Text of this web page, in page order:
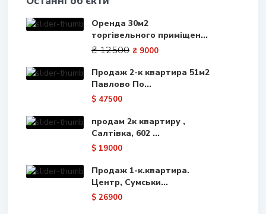
Оренда 30м2
торгівельного приміщен...
₴ 12500 ₴ 9000
Продаж 2-к квартира 51м2
Павлово По...
$ 47500
продам 2к квартиру ,
Салтівка, 602 ...
$ 19000
Продаж 1-к.квартира.
Центр, Сумськи...
$ 26900